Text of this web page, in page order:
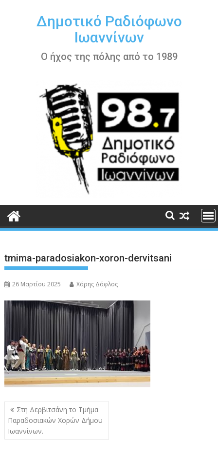
περιεχόμενοΔημοτικό Ραδιόφωνο
Ιωαννίνων
Ο ήχος της πόλης από το 1989
tmima-paradosiakon-xoron-dervitsani
26 Μαρτίου 2025 Χάρης Δάφλος
Πλοήγηση
άρθρων
Στη Δερβιτσάνη το Τμήμα
Παραδοσιακών Χορών Δήμου
Ιωαννίνων.